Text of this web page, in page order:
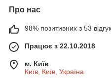
Про нас
98% позитивних з 53
Працює з 22.10.2018
м. Київ
Київ, Київ, Україна